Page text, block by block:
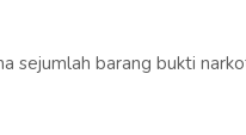
sejumlah barang bukti